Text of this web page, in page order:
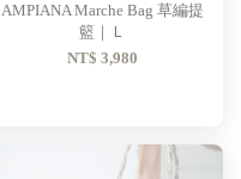
AMPIANA Marche Bag 草編提
籃｜Ｌ
NT$ 3,980